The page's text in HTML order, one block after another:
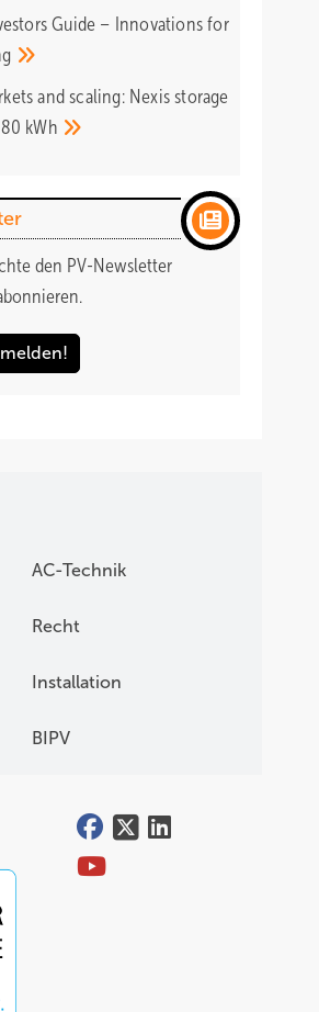
Guide – Innovations for
and scaling: Nexis storage
kWh
den PV-Newsletter
AC-Technik
Recht
Installation
BIPV